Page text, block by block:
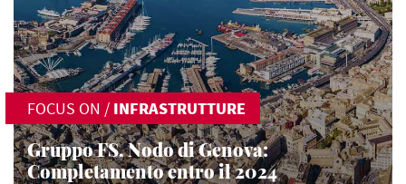
FOCUS ON / INFRASTRUTTURE
Gruppo FS, Nodo di Genova:
Completamento entro il 2024